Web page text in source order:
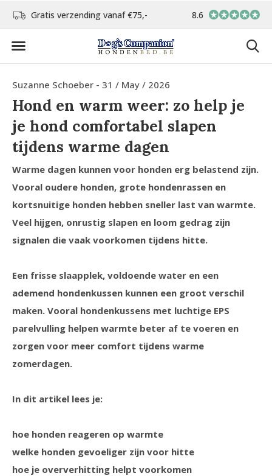
Gratis verzending vanaf €75,- In eigen atelier
8.6
Suzanne Schoeber - 31 / May / 2026
Hond en warm weer: zo help je
je hond comfortabel slapen
tijdens warme dagen
Warme dagen kunnen voor honden erg belastend zijn.
Vooral oudere honden, grote hondenrassen en
kortsnuitige honden hebben sneller last van warmte.
Veel hijgen, onrustig slapen en loom gedrag zijn
signalen die vaak voorkomen tijdens hitte.
Een frisse slaapplek, voldoende water en een
ademend hondenkussen kunnen een groot verschil
maken. Vooral hondenkussens met luchtige EPS
parelvulling helpen warmte beter af te voeren en
zorgen voor meer comfort tijdens warme
zomerdagen.
In dit artikel lees je:
hoe honden reageren op warmte
welke honden gevoeliger zijn voor hitte
hoe je oververhitting helpt voorkomen